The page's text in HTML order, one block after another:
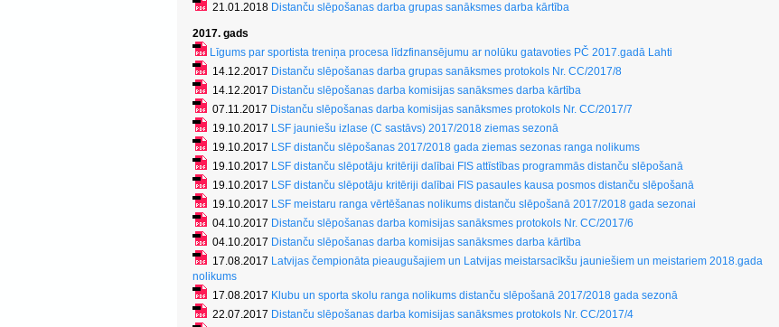
21.01.2018 Distanču slēpošanas darba grupas sanāksmes darba kārtība
2017. gads
Līgums par sportista treniņa procesa līdzfinansējumu ar nolūku gatavoties PČ 2017.gadā Lahti
14.12.2017 Distanču slēpošanas darba grupas sanāksmes protokols Nr. CC/2017/8
14.12.2017 Distanču slēpošanas darba komisijas sanāksmes darba kārtība
07.11.2017 Distanču slēpošanas darba komisijas sanāksmes protokols Nr. CC/2017/7
19.10.2017 LSF jauniešu izlase (C sastāvs) 2017/2018 ziemas sezonā
19.10.2017 LSF distanču slēpošanas 2017/2018 gada ziemas sezonas ranga nolikums
19.10.2017 LSF distanču slēpotāju kritēriji dalībai FIS attīstības programmās distanču slēpošanā
19.10.2017 LSF distanču slēpotāju kritēriji dalībai FIS pasaules kausa posmos distanču slēpošanā
19.10.2017 LSF meistaru ranga vērtēšanas nolikums distanču slēpošanā 2017/2018 gada sezonai
04.10.2017 Distanču slēpošanas darba komisijas sanāksmes protokols Nr. CC/2017/6
04.10.2017 Distanču slēpošanas darba komisijas sanāksmes darba kārtība
17.08.2017 Latvijas čempionāta pieaugušajiem un Latvijas meistarsacīkšu jauniešiem un meistariem 2018.gada
nolikums
17.08.2017 Klubu un sporta skolu ranga nolikums distanču slēpošanā 2017/2018 gada sezonā
22.07.2017 Distanču slēpošanas darba komisijas sanāksmes protokols Nr. CC/2017/4